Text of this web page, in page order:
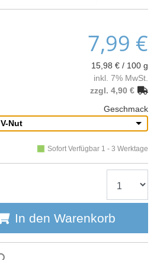
7,99 €
15,98 € / 100 g
inkl. 7% MwSt.
zzgl. 4,90 €
Geschmack
V-Nut
Sofort Verfügbar 1 - 3 Werktage
In den Warenkorb